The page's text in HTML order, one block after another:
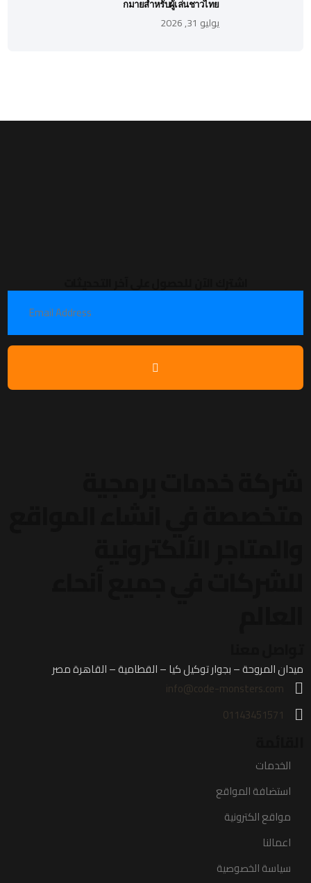
กมายสำหรับผู้เล่นชาวไทย
يوليو 31, 2026
ميدان المروحة – بجوار توكيل كيا – القطامية – القاهرة مصر
info@code-monsters.com
01143451571
الخدمات
استضافة المواقع
مواقع الكترونية
اعمالنا
سياسة الخصوصية